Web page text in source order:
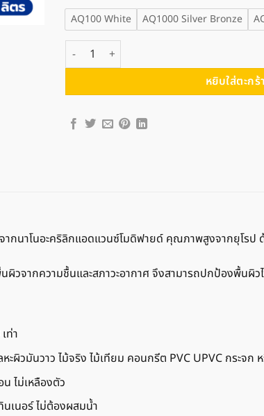
AQ100 White AQ1000 Silver Bronze
จำนวน TOA ทีโอเอ อะควาชิลด์ สีเคลือบรวมรอง
หยิบใส่ตะกร้า
กนาโนอะคริลิกแอดแวนซ์โมดิฟายด์ คุณภาพสูงจากยุโร
ากความชื้นและสภาวะอากาศ จึงสามารถปกป้องพื้นผิว
ท่า
ะผิวมันวาว ไม้จริง ไม้เทียม คอนกรีต PVC UPVC กระจก
ไม่เหลืองตัว
เนอร์ ไม่ต้องผสมน้ำ